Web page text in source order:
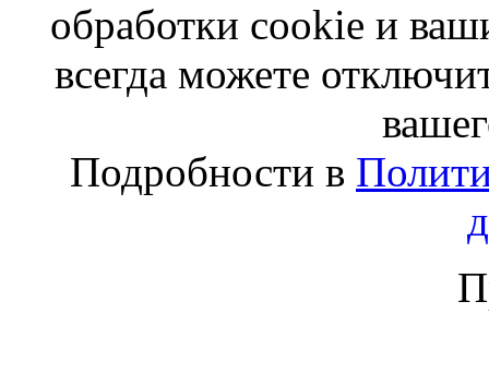
обработки cookie и
всегда можете
Подробности в